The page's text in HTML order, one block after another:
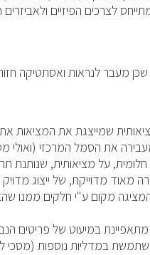
מתייחס לצרכים הפיזיים
מעבר לנראות ואסתטיקה
שמייצגת את
את הסמל המרכזי (ואולי
חלומית, על מציאותית,
מאוד מדוייקת, של ייצוג
מקום ע"י חלקים ממנו
במיעוט של פריטים
במדליות נוספות (מסכי